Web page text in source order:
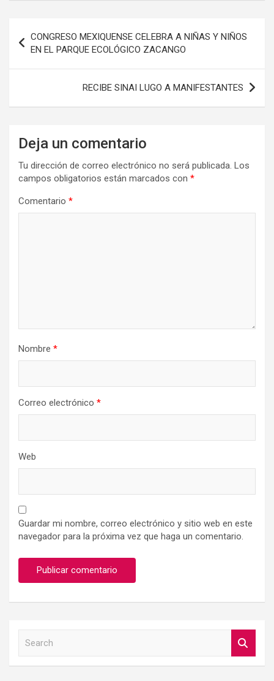
de
entradas
CONGRESO MEXIQUENSE CELEBRA A NIÑAS Y NIÑOS
EN EL PARQUE ECOLÓGICO ZACANGO
RECIBE SINAI LUGO A MANIFESTANTES
Deja un comentario
Tu dirección de correo electrónico no será publicada. Los
campos obligatorios están marcados con *
Comentario *
Nombre *
Correo electrónico *
Web
Guardar mi nombre, correo electrónico y sitio web en este
navegador para la próxima vez que haga un comentario.